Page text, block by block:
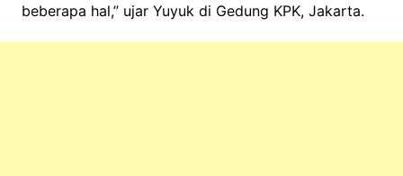
beberapa hal,” ujar Yuyuk di Gedung KPK, Jakarta.